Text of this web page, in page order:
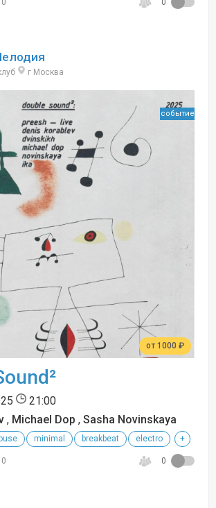
0 0
г Москва
от 1000 ₽
событие
21:00
, Michael Dop , Sasha Novinskaya
minimal breakbeat electro +
0 0